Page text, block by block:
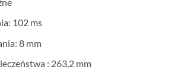
102 ms
8 mm
: 263,2 mm